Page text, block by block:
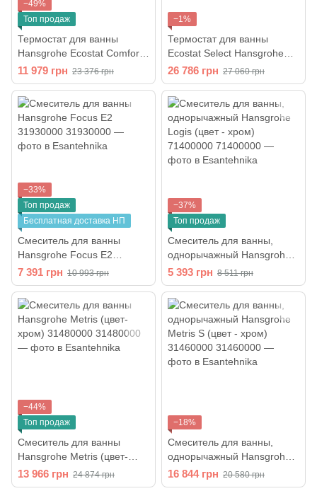
−49%
Топ продаж
Термостат для ванны
Hansgrohe Ecostat Comfort
(цвет - хром) 13114000
11 979 грн 23 376 грн
−1%
Термостат для ванны
Ecostat Select Hansgrohe
13141000
26 786 грн 27 060 грн
−33%
Топ продаж
Бесплатная доставка НП
Смеситель для ванны
Hansgrohe Focus E2
31930000
7 391 грн 10 993 грн
−37%
Топ продаж
Смеситель для ванны,
однорычажный Hansgrohe
Logis (цвет - хром)
71400000
5 393 грн 8 511 грн
−44%
Топ продаж
Смеситель для ванны
Hansgrohe Metris (цвет-
хром) 31480000
13 966 грн 24 874 грн
−18%
Смеситель для ванны,
однорычажный Hansgrohe
Metris S (цвет - хром)
31460000
16 844 грн 20 580 грн